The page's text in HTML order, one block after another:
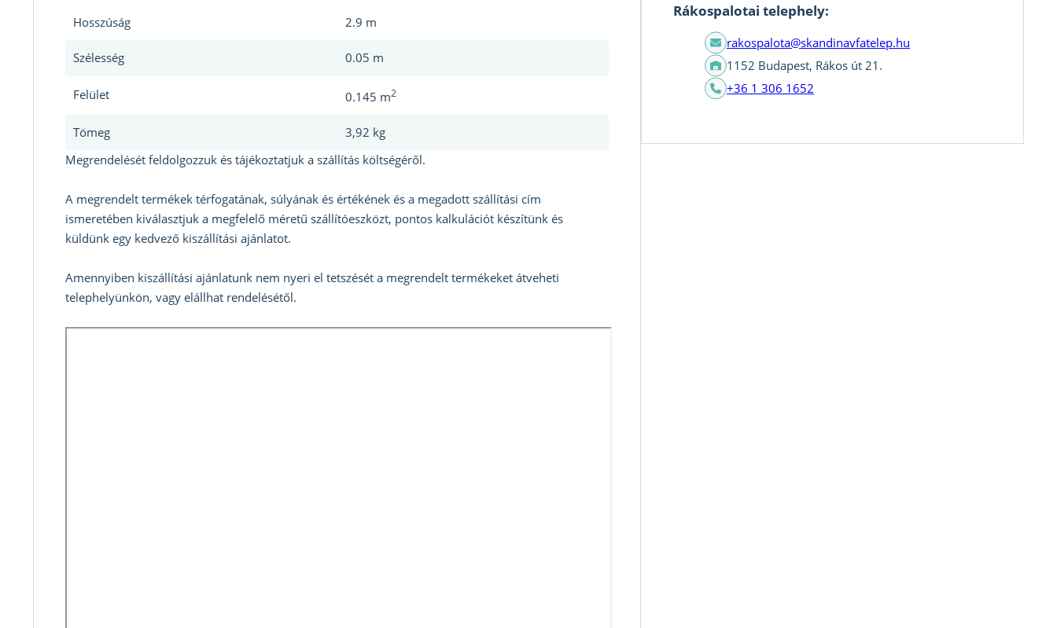
Hosszúság 2.9 m
Szélesség 0.05 m
Felület 0.145 m2
Tömeg
3,92 kg
Megrendelését feldolgozzuk és tájékoztatjuk a szállítás költségéről.
A megrendelt termékek térfogatának, súlyának és értékének és a megadott szállítási cím
ismeretében kiválasztjuk a megfelelő méretű szállítóeszközt, pontos kalkulációt készítünk és
küldünk egy kedvező kiszállítási ajánlatot.
Amennyiben kiszállítási ajánlatunk nem nyeri el tetszését a megrendelt termékeket átveheti
telephelyünkön, vagy elállhat rendelésétől.
Rákospalotai telephely:
rakospalota@skandinavfatelep.hu
1152 Budapest, Rákos út 21.
+36 1 306 1652